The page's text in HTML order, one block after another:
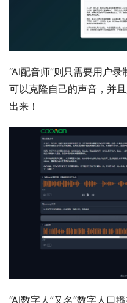
“AI配音师”则只需要用户
可以克隆自己的声音，并
出来！
“AI数字人”又名“数字人口